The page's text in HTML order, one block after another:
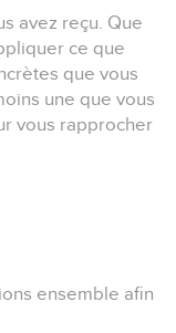
avez reçu. Que
ce que
que vous
une que vous
vous rapprocher
ensemble afin